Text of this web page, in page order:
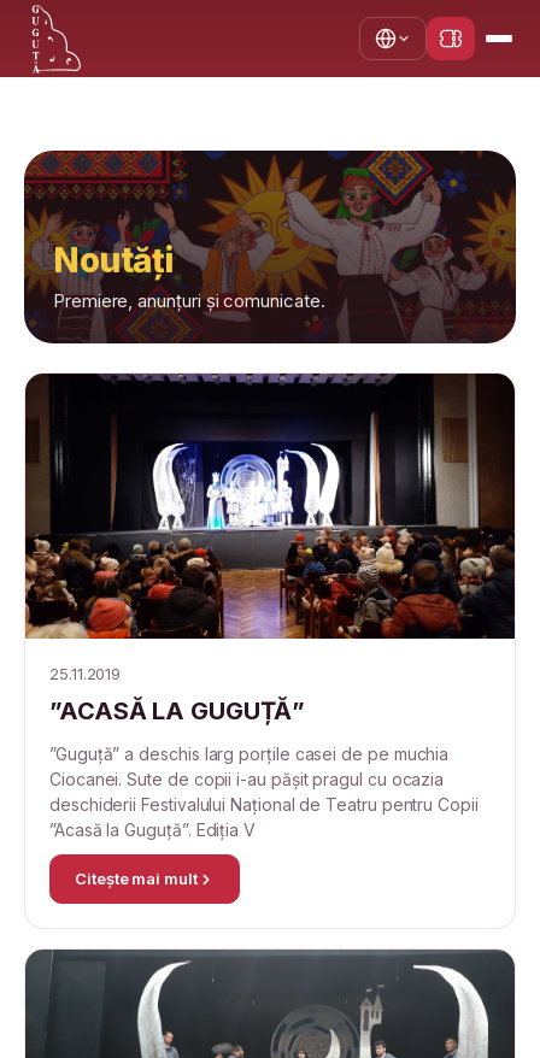
Noutăți
Premiere, anunțuri și comunicate.
25.11.2019
”ACASĂ LA GUGUȚĂ”
”Guguță” a deschis larg porțile casei de pe muchia
Ciocanei. Sute de copii i-au pășit pragul cu ocazia
deschiderii Festivalului Național de Teatru pentru Copii
”Acasă la Guguță”. Ediția V
Citește mai mult